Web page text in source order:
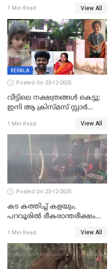
നടപടി;സ്ഥാപനങ്ങൾക്കെതിരെ
രണ്ട് കേസുകൾ
1 Min Read View All
KERALA
Posted On 23-12-2025
വീട്ടിലെ നക്ഷത്രങ്ങൾ കെട്ടു;
ഇനി ആ ക്രിസ്മസ് സ്റ്റാർ
വേണ്ടിയുള്ള
പിടിവലിക്കിടയിൽ
അപ്പൂപ്പനെതിരെ പോക്സോ
കേസ് ഒടുവിൽ 4 ജീവനുകൾ
പൊലിഞ്ഞു
1 Min Read View All
Posted On 23-12-2025
കട കത്തിച്ച് കളയും,
പറവൂരില്‍ ഭീകരാന്തരീക്ഷം
1 Min Read View All